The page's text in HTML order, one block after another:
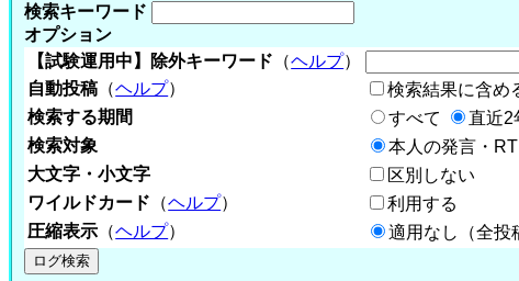
検索キーワード
オプション
【試験運用中】除外キーワード （ヘルプ）
自動投稿 （ヘルプ）
検索結果に含め
検索する期間
すべて 直近2
検索対象
本人の発言・
大文字・小文字
区別しない
ワイルドカード （ヘルプ）
利用する
圧縮表示 （ヘルプ） 適用なし（全投